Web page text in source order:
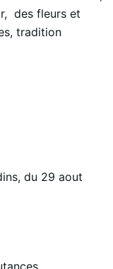
des fleurs et
tradition
du 29 aout